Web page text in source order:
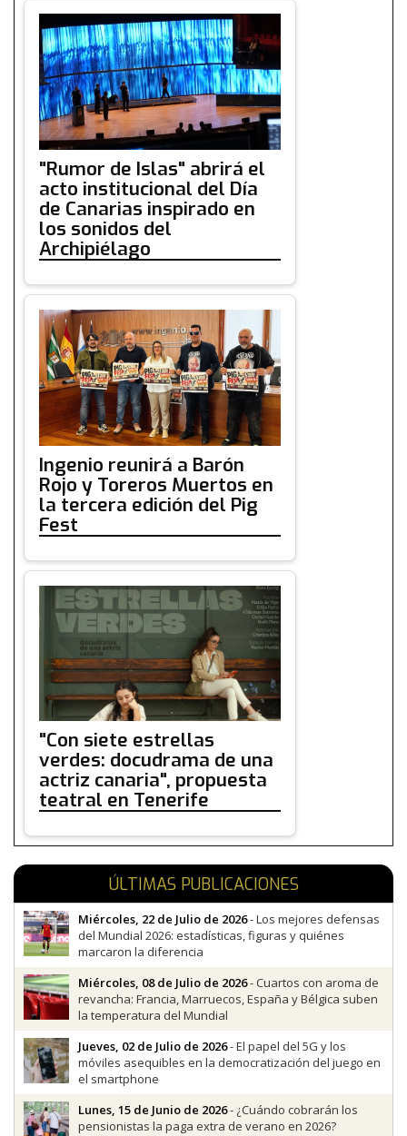
"Rumor de Islas" abrirá el
acto institucional del Día
de Canarias inspirado en
los sonidos del
Archipiélago
Ingenio reunirá a Barón
Rojo y Toreros Muertos en
la tercera edición del Pig
Fest
"Con siete estrellas
verdes: docudrama de una
actriz canaria", propuesta
teatral en Tenerife
ÚLTIMAS PUBLICACIONES
Miércoles, 22 de Julio de 2026- Los mejores defensas
del Mundial 2026: estadísticas, figuras y quiénes
marcaron la diferencia
Miércoles, 08 de Julio de 2026- Cuartos con aroma de
revancha: Francia, Marruecos, España y Bélgica suben
la temperatura del Mundial
Jueves, 02 de Julio de 2026- El papel del 5G y los
móviles asequibles en la democratización del juego en
el smartphone
Lunes, 15 de Junio de 2026- ¿Cuándo cobrarán los
pensionistas la paga extra de verano en 2026?